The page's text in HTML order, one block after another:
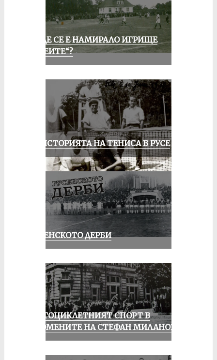
КЪДЕ СЕ Е НАМИРАЛО ИГРИЩЕ
„АЛЕИТЕ“?
ЗА ИСТОРИЯТА НА ТЕНИСА В РУСЕ
РУСЕНСКОТО ДЕРБИ
МОТОЦИКЛЕТНИЯТ СПОРТ В
СПОМЕНИТЕ НА СТЕФАН МИЛАНОВ